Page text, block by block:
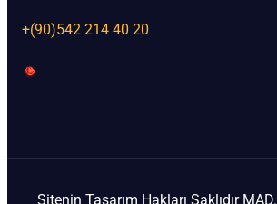
+(90)542 214 40 20
Sitenin Tasarım Hakları Saklıdır